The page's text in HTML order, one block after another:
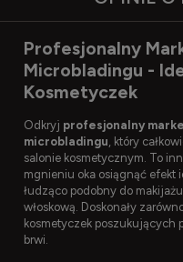
Profesjonalny
Microbladingu -
Kosmetyczek
Odkryj profesjonalny
microbladingu , który
salonie kosmetycznym. To
mgnieniu oka osiągnąć efekt
łudząco podobny do
włoskową. Doskonały
kosmetyczek
brwi.